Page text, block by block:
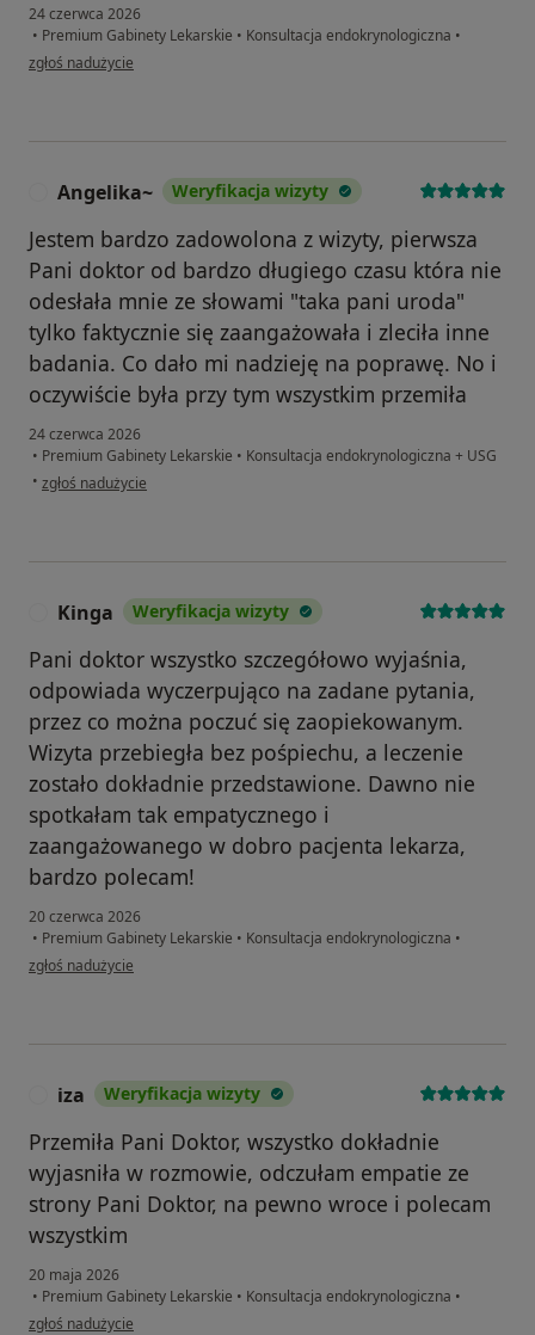
24 czerwca 2026
• Premium Gabinety Lekarskie • Konsultacja endokrynologiczna •
w opinii użytkownika Iga
zgłoś nadużycie
Angelika~ Weryfikacja wizyty
Jestem bardzo zadowolona z wizyty, pierwsza
Pani doktor od bardzo długiego czasu która nie
odesłała mnie ze słowami "taka pani uroda"
tylko faktycznie się zaangażowała i zleciła inne
badania. Co dało mi nadzieję na poprawę. No i
oczywiście była przy tym wszystkim przemiła
24 czerwca 2026
• Premium Gabinety Lekarskie • Konsultacja endokrynologiczna + USG
• w opinii użytkownika Angelika~
zgłoś nadużycie
Kinga Weryfikacja wizyty
Pani doktor wszystko szczegółowo wyjaśnia,
odpowiada wyczerpująco na zadane pytania,
przez co można poczuć się zaopiekowanym.
Wizyta przebiegła bez pośpiechu, a leczenie
zostało dokładnie przedstawione. Dawno nie
spotkałam tak empatycznego i
zaangażowanego w dobro pacjenta lekarza,
bardzo polecam!
20 czerwca 2026
• Premium Gabinety Lekarskie • Konsultacja endokrynologiczna •
w opinii użytkownika Kinga
zgłoś nadużycie
iza Weryfikacja wizyty
Przemiła Pani Doktor, wszystko dokładnie
wyjasniła w rozmowie, odczułam empatie ze
strony Pani Doktor, na pewno wroce i polecam
wszystkim
20 maja 2026
• Premium Gabinety Lekarskie • Konsultacja endokrynologiczna •
w opinii użytkownika iza
zgłoś nadużycie